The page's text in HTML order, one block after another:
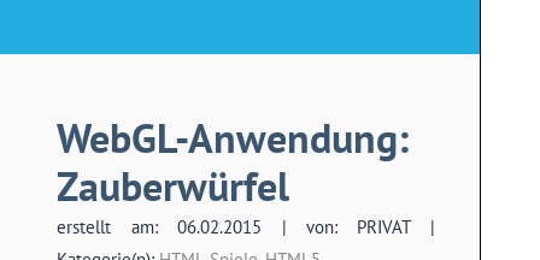
WebGL-Anwendung:
Zauberwürfel
erstellt am: 06.02.2015 | von: PRIVAT |